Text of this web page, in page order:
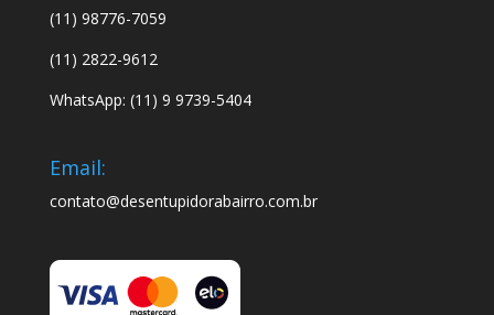
(11) 98776-7059
(11) 2822-9612
WhatsApp: (11) 9 9739-5404
Email:
contato@desentupidorabairro.com.br